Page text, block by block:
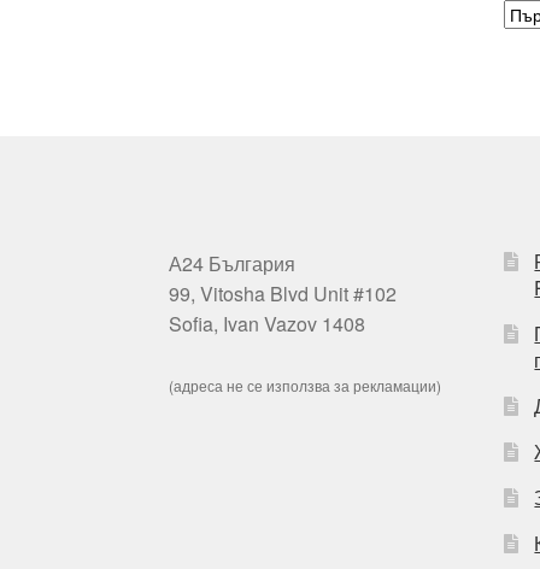
А24 България
99, Vitosha Blvd Unit #102
Sofia, Ivan Vazov 1408
(адреса не се използва за рекламации)